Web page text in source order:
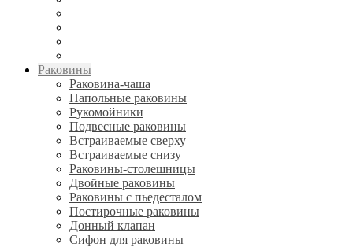
Раковины
Раковина-чаша
Напольные раковины
Рукомойники
Подвесные раковины
Встраиваемые сверху
Встраиваемые снизу
Раковины-столешницы
Двойные раковины
Раковины с пьедесталом
Постирочные раковины
Донный клапан
Сифон для раковины